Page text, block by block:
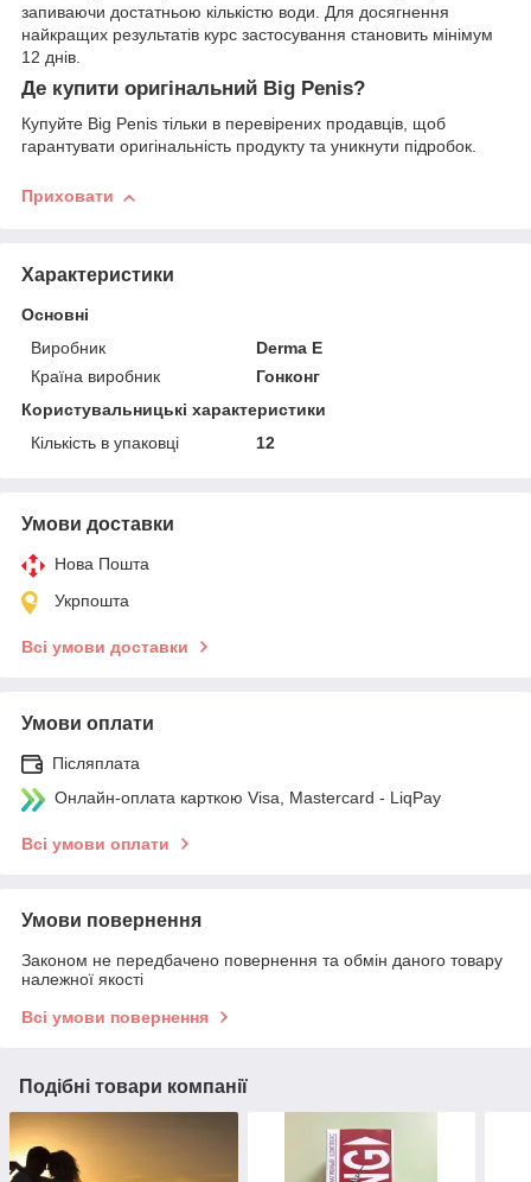
запиваючи достатньою кількістю води. Для досягнення
найкращих результатів курс застосування становить мінімум
12 днів.
Де купити оригінальний Big Penis?
Купуйте Big Penis тільки в перевірених продавців, щоб
гарантувати оригінальність продукту та уникнути підробок.
Приховати
Характеристики
Основні
Виробник
Derma E
Країна виробник
Гонконг
Користувальницькі характеристики
Кількість в упаковці
12
Умови доставки
Нова Пошта
Укрпошта
Всі умови доставки
Умови оплати
Післяплата
Онлайн-оплата карткою Visa, Mastercard - LiqPay
Всі умови оплати
Умови повернення
Законом не передбачено повернення та обмін даного товару
належної якості
Всі умови повернення
Подібні товари компанії